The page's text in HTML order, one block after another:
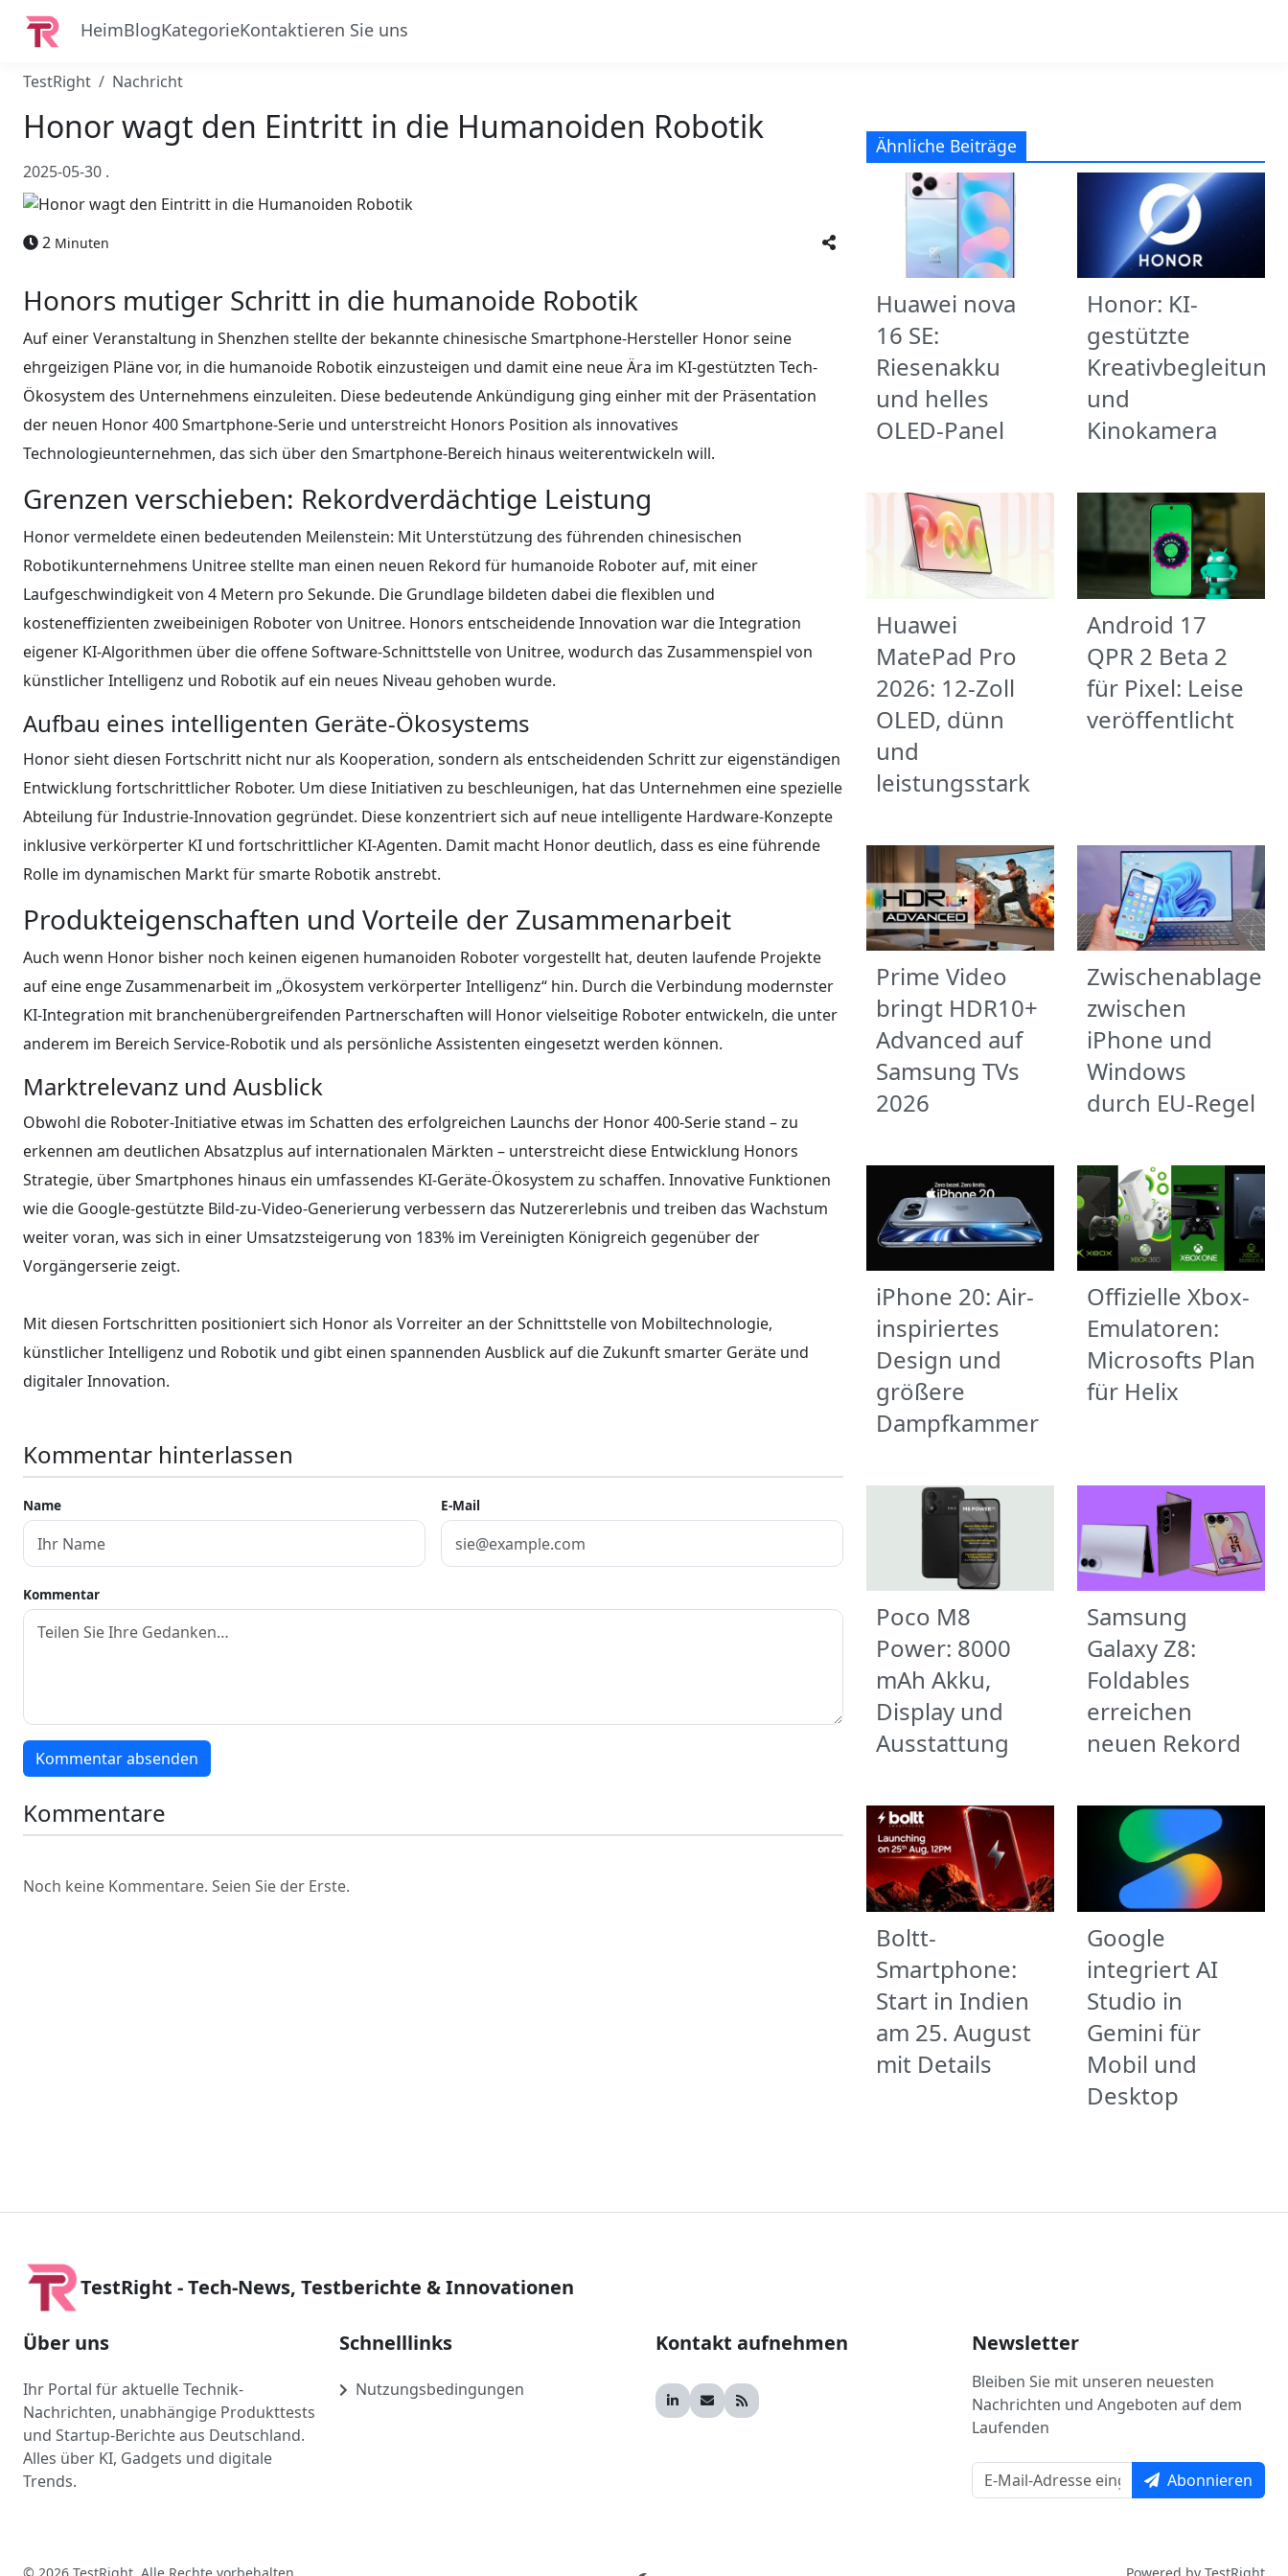
HeimBlogKategorieKontaktieren Sie uns
TestRight Nachricht
Honor wagt den Eintritt in die Humanoiden Robotik
2025-05-30 .
2 Minuten
Honors mutiger Schritt in die humanoide Robotik
Auf einer Veranstaltung in Shenzhen stellte der bekannte chinesische Smartphone-Hersteller Honor seine
ehrgeizigen Pläne vor, in die humanoide Robotik einzusteigen und damit eine neue Ära im KI-gestützten Tech-
Ökosystem des Unternehmens einzuleiten. Diese bedeutende Ankündigung ging einher mit der Präsentation
der neuen Honor 400 Smartphone-Serie und unterstreicht Honors Position als innovatives
Technologieunternehmen, das sich über den Smartphone-Bereich hinaus weiterentwickeln will.
Grenzen verschieben: Rekordverdächtige Leistung
Honor vermeldete einen bedeutenden Meilenstein: Mit Unterstützung des führenden chinesischen
Robotikunternehmens Unitree stellte man einen neuen Rekord für humanoide Roboter auf, mit einer
Laufgeschwindigkeit von 4 Metern pro Sekunde. Die Grundlage bildeten dabei die flexiblen und
kosteneffizienten zweibeinigen Roboter von Unitree. Honors entscheidende Innovation war die Integration
eigener KI-Algorithmen über die offene Software-Schnittstelle von Unitree, wodurch das Zusammenspiel von
künstlicher Intelligenz und Robotik auf ein neues Niveau gehoben wurde.
Aufbau eines intelligenten Geräte-Ökosystems
Honor sieht diesen Fortschritt nicht nur als Kooperation, sondern als entscheidenden Schritt zur eigenständigen
Entwicklung fortschrittlicher Roboter. Um diese Initiativen zu beschleunigen, hat das Unternehmen eine spezielle
Abteilung für Industrie-Innovation gegründet. Diese konzentriert sich auf neue intelligente Hardware-Konzepte
inklusive verkörperter KI und fortschrittlicher KI-Agenten. Damit macht Honor deutlich, dass es eine führende
Rolle im dynamischen Markt für smarte Robotik anstrebt.
Produkteigenschaften und Vorteile der Zusammenarbeit
Auch wenn Honor bisher noch keinen eigenen humanoiden Roboter vorgestellt hat, deuten laufende Projekte
auf eine enge Zusammenarbeit im „Ökosystem verkörperter Intelligenz“ hin. Durch die Verbindung modernster
KI-Integration mit branchenübergreifenden Partnerschaften will Honor vielseitige Roboter entwickeln, die unter
anderem im Bereich Service-Robotik und als persönliche Assistenten eingesetzt werden können.
Marktrelevanz und Ausblick
Obwohl die Roboter-Initiative etwas im Schatten des erfolgreichen Launchs der Honor 400-Serie stand – zu
erkennen am deutlichen Absatzplus auf internationalen Märkten – unterstreicht diese Entwicklung Honors
Strategie, über Smartphones hinaus ein umfassendes KI-Geräte-Ökosystem zu schaffen. Innovative Funktionen
wie die Google-gestützte Bild-zu-Video-Generierung verbessern das Nutzererlebnis und treiben das Wachstum
weiter voran, was sich in einer Umsatzsteigerung von 183% im Vereinigten Königreich gegenüber der
Vorgängerserie zeigt.
Mit diesen Fortschritten positioniert sich Honor als Vorreiter an der Schnittstelle von Mobiltechnologie,
künstlicher Intelligenz und Robotik und gibt einen spannenden Ausblick auf die Zukunft smarter Geräte und
digitaler Innovation.
Kommentar hinterlassen
Name E-Mail
Kommentar
Kommentar absenden
Kommentare
Noch keine Kommentare. Seien Sie der Erste.
Ähnliche Beiträge
Huawei nova
16 SE:
Riesenakku
und helles
OLED-Panel
Honor: KI-
gestützte
Kreativbegleitung
und
Kinokamera
Huawei
MatePad Pro
2026: 12-Zoll
OLED, dünn
und
leistungsstark
Android 17
QPR 2 Beta 2
für Pixel: Leise
veröffentlicht
Prime Video
bringt HDR10+
Advanced auf
Samsung TVs
2026
Zwischenablage
zwischen
iPhone und
Windows
durch EU-Regel
iPhone 20: Air-
inspiriertes
Design und
größere
Dampfkammer
Offizielle Xbox-
Emulatoren:
Microsofts Plan
für Helix
Poco M8
Power: 8000
mAh Akku,
Display und
Ausstattung
Samsung
Galaxy Z8:
Foldables
erreichen
neuen Rekord
Boltt-
Smartphone:
Start in Indien
am 25. August
mit Details
Google
integriert AI
Studio in
Gemini für
Mobil und
Desktop
TestRight - Tech-News, Testberichte & Innovationen
Über uns
Ihr Portal für aktuelle Technik-
Nachrichten, unabhängige Produkttests
und Startup-Berichte aus Deutschland.
Alles über KI, Gadgets und digitale
Trends.
Schnelllinks
Nutzungsbedingungen
Kontakt aufnehmen Newsletter
Bleiben Sie mit unseren neuesten
Nachrichten und Angeboten auf dem
Laufenden
Abonnieren
© 2026 TestRight. Alle Rechte vorbehalten. Powered by TestRight